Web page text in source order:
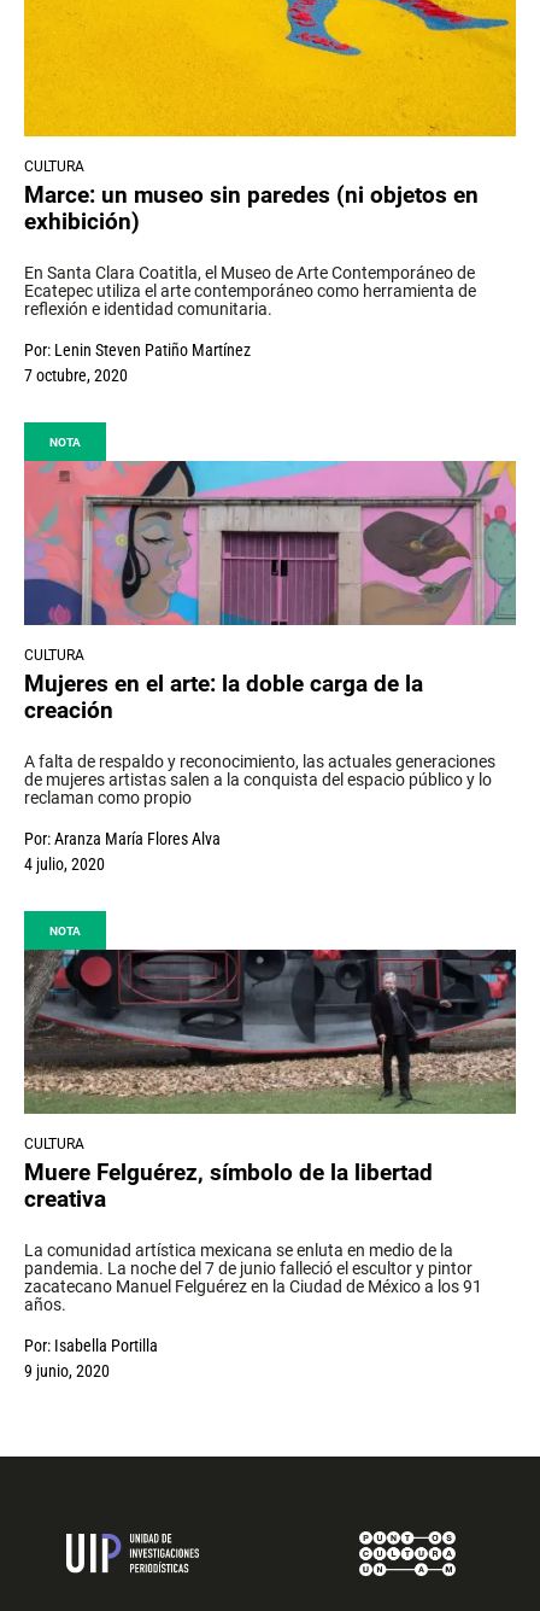
CULTURA
Marce: un museo sin paredes (ni objetos en
exhibición)
En Santa Clara Coatitla, el Museo de Arte Contemporáneo de
Ecatepec utiliza el arte contemporáneo como herramienta de
reflexión e identidad comunitaria.
Por: Lenin Steven Patiño Martínez
7 octubre, 2020
NOTA
CULTURA
Mujeres en el arte: la doble carga de la
creación
A falta de respaldo y reconocimiento, las actuales generaciones
de mujeres artistas salen a la conquista del espacio público y lo
reclaman como propio
Por:Aranza María Flores Alva
4 julio, 2020
NOTA
CULTURA
Muere Felguérez, símbolo de la libertad
creativa
La comunidad artística mexicana se enluta en medio de la
pandemia. La noche del 7 de junio falleció el escultor y pintor
zacatecano Manuel Felguérez en la Ciudad de México a los 91
años.
Por: Isabella Portilla
9 junio, 2020